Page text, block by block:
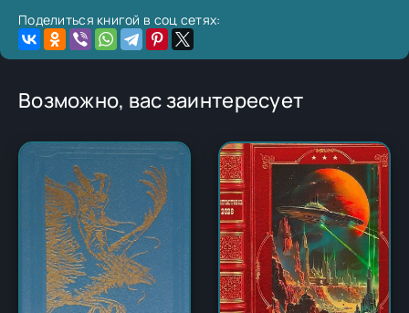
Поделиться книгой в соц сетях:
Возможно, вас заинтересует